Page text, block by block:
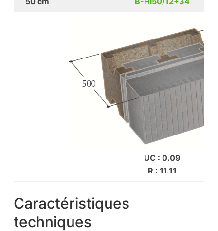
UC : 0.09
R : 11.11
Caractéristiques
techniques